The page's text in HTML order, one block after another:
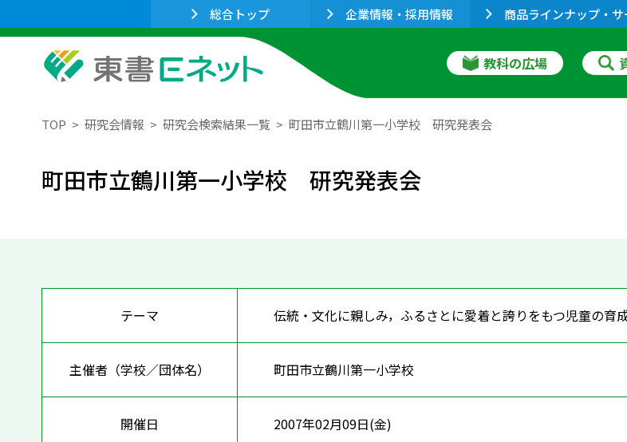
総合トップ 企業情報・採用情報 商品ラインナップ・サ
教科の広場
TOP 研究会情報 研究会検索結果一覧 町田市立鶴川第一小学校 研究発表会
町田市立鶴川第一小学校 研究発表会
テーマ 伝統・文化に親しみ，ふるさとに愛着と誇りをもつ児童の育
主催者（学校／団体名） 町田市立鶴川第一小学校
開催日 2007年02月09日(金)